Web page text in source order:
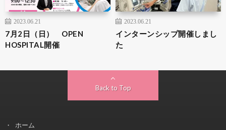
2023.06.21
7月2日（日） OPEN
HOSPITAL開催
2023.06.21
インターンシップ開催しまし
た
Back to Top
ホーム